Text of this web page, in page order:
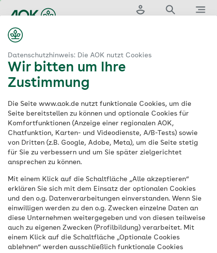
Datenschutzhinweis: Die AOK nutzt Cookies
Wir bitten um Ihre
Zustimmung
Die Seite www.aok.de nutzt funktionale Cookies, um die
Seite bereitstellen zu können und optionale Cookies für
Komfortfunktionen (Anzeige einer regionalen AOK,
Chatfunktion, Karten- und Videodienste, A/B-Tests) sowie
von Dritten (z.B. Google, Adobe, Meta), um die Seite stetig
für Sie zu verbessern und um Sie später zielgerichtet
ansprechen zu können.
Mit einem Klick auf die Schaltfläche „Alle akzeptieren“
erklären Sie sich mit dem Einsatz der optionalen Cookies
und den o.g. Datenverarbeitungen einverstanden. Wenn Sie
einwilligen werden zu den o.g. Zwecken einzelne Daten an
diese Unternehmen weitergegeben und von diesen teilweise
auch zu eigenen Zwecken (Profilbildung) verarbeitet. Mit
einem Klick auf die Schaltfläche „Optionale Cookies
ablehnen“ werden ausschließlich funktionale Cookies
Hauptinhalt
springen
Die
Bonusprogramme
der AOK
Ob für Gesundheitsbewusste, für
AOK bietet das passende Bonusprogramm
für jeden. Wer teilnimmt, kann sich je nach
AOK bares Geld auszahlen lassen oder
profitiert von attraktiven
Zusatzleistungen.